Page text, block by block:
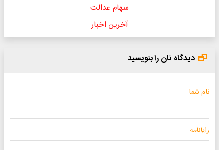
سهام عدالت
آخرین اخبار
دیدگاه تان را بنویسید
نام شما
رایانامه